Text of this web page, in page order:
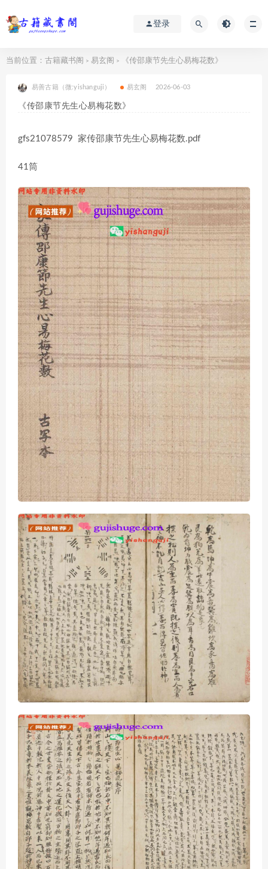
登录
当前位置： 古籍藏书阁 > 易玄阁 > 《传邵康节先生心易梅花数》
易善古籍（微:yishanguji） 易玄阁 2026-06-03
《传邵康节先生心易梅花数》
gfs21078579 家传邵康节先生心易梅花数.pdf
41筒